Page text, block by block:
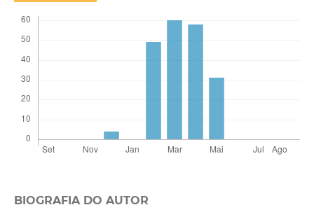
BIOGRAFIA DO AUTOR